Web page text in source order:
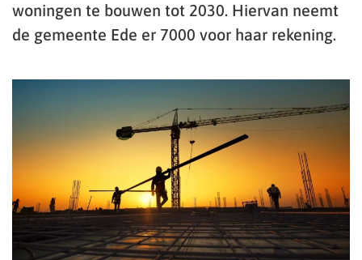
woningen te bouwen tot 2030. Hiervan neemt
de gemeente Ede er 7000 voor haar rekening.